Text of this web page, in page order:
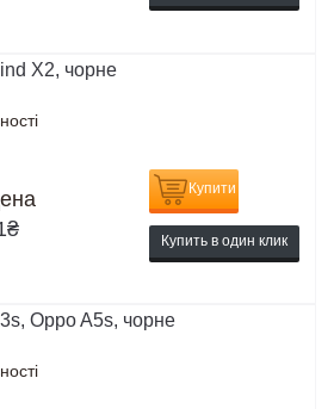
X2, чорне
₴
Купити
Купить в один клик
Oppo A5s, чорне